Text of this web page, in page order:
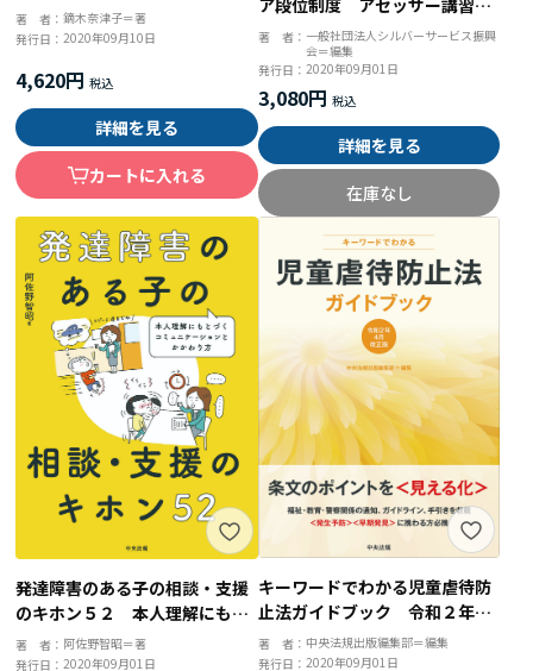
支援論
著 者：鏑木奈津子＝著
発行日：2020年09月10日
4,620円
詳細を見る
カートに入れる
キスト 令和２年度改訂版
著 者： 一般社団法人シルバーサービス振興
会＝編集
発行日： 2020年09月01日
3,080円
詳細を見る
在庫なし
発達障害のある子の相談・支援
のキホン５２ 本人理解にもと
づくコミュニケーションとかか
わり方
著 者： 阿佐野智昭＝著
発行日：2020年09月01日
キーワードでわかる児童虐待防
止法ガイドブック 令和２年４
月改正版
著 者： 中央法規出版編集部＝編集
発行日： 2020年09月01日